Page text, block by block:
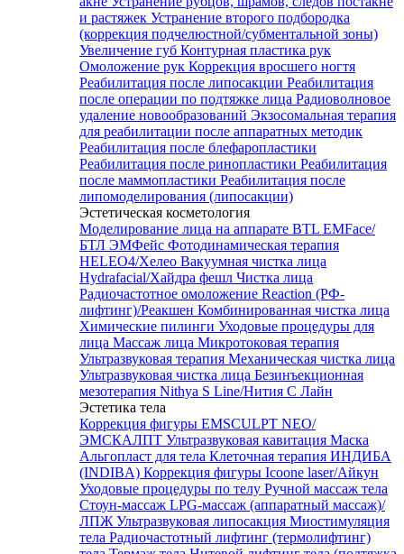
и растяжек Устранение второго подбородка
(коррекция подчелюстной/субментальной зоны)
Увеличение губ Контурная пластика рук
Омоложение рук Коррекция вросшего ногтя
Реабилитация после липосакции Реабилитация
после операции по подтяжке лица Радиоволновое
удаление новообразований Экзосомальная терапия
для реабилитации после аппаратных методик
Реабилитация после блефаропластики
Реабилитация после ринопластики Реабилитация
после маммопластики Реабилитация после
липомоделирования (липосакции)
Эстетическая косметология
Моделирование лица на аппарате BTL EMFace/
БТЛ ЭМФейс Фотодинамическая терапия
HELEO4/Хелео Вакуумная чистка лица
Hydrafacial/Хайдра фешл Чистка лица
Радиочастотное омоложение Reaction (РФ-
лифтинг)/Реакшен Комбинированная чистка лица
Химические пилинги Уходовые процедуры для
лица Массаж лица Микротоковая терапия
Ультразвуковая терапия Механическая чистка лица
Ультразвуковая чистка лица Безинъекционная
мезотерапия Nithya S Line/Нития С Лайн
Эстетика тела
Коррекция фигуры EMSCULPT NEO/
ЭМСКАЛПТ Ультразвуковая кавитация Маска
Альгопласт для тела Клеточная терапия ИНДИБА
(INDIBA) Коррекция фигуры Icoone laser/Айкун
Уходовые процедуры по телу Ручной массаж тела
Стоун-массаж LPG-массаж (аппаратный массаж)/
ЛПЖ Ультразвуковая липосакция Миостимуляция
тела Радиочастотный лифтинг (термолифтинг)